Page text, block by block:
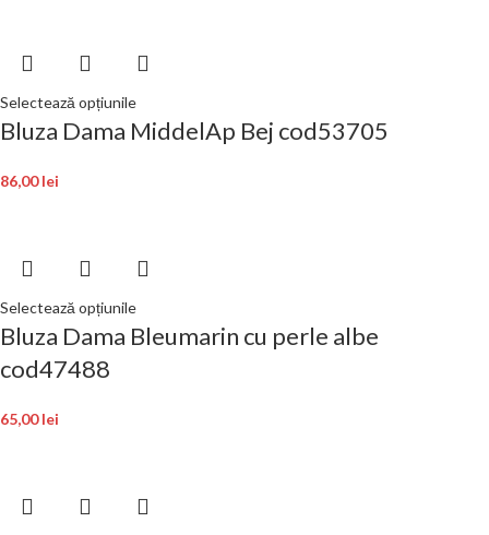
Selectează opțiunile
Bluza Dama MiddelAp Bej cod53705
86,00lei
Selectează opțiunile
Bluza Dama Bleumarin cu perle albe
cod47488
65,00lei